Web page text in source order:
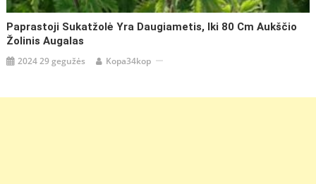
Paprastoji Sukatžolė Yra Daugiametis, Iki 80 Cm Aukščio
Žolinis Augalas
2024 29 gegužės Kopa34kop